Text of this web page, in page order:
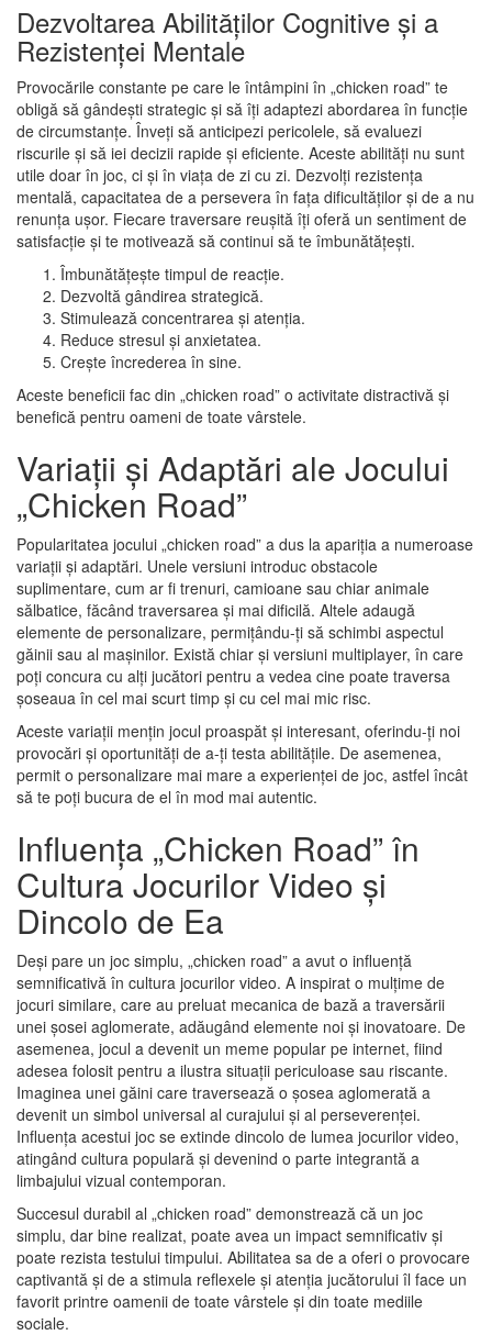
Dezvoltarea Abilităților Cognitive și a
Rezistenței Mentale
Provocările constante pe care le întâmpini în „chicken road” te
obligă să gândești strategic și să îți adaptezi abordarea în funcție
de circumstanțe. Înveți să anticipezi pericolele, să evaluezi
riscurile și să iei decizii rapide și eficiente. Aceste abilități nu sunt
utile doar în joc, ci și în viața de zi cu zi. Dezvolți rezistența
mentală, capacitatea de a persevera în fața dificultăților și de a nu
renunța ușor. Fiecare traversare reușită îți oferă un sentiment de
satisfacție și te motivează să continui să te îmbunătățești.
Îmbunătățește timpul de reacție.
Dezvoltă gândirea strategică.
Stimulează concentrarea și atenția.
Reduce stresul și anxietatea.
Crește încrederea în sine.
Aceste beneficii fac din „chicken road” o activitate distractivă și
benefică pentru oameni de toate vârstele.
Variații și Adaptări ale Jocului
„Chicken Road”
Popularitatea jocului „chicken road” a dus la apariția a numeroase
variații și adaptări. Unele versiuni introduc obstacole
suplimentare, cum ar fi trenuri, camioane sau chiar animale
sălbatice, făcând traversarea și mai dificilă. Altele adaugă
elemente de personalizare, permițându-ți să schimbi aspectul
găinii sau al mașinilor. Există chiar și versiuni multiplayer, în care
poți concura cu alți jucători pentru a vedea cine poate traversa
șoseaua în cel mai scurt timp și cu cel mai mic risc.
Aceste variații mențin jocul proaspăt și interesant, oferindu-ți noi
provocări și oportunități de a-ți testa abilitățile. De asemenea,
permit o personalizare mai mare a experienței de joc, astfel încât
să te poți bucura de el în mod mai autentic.
Influența „Chicken Road” în
Cultura Jocurilor Video și
Dincolo de Ea
Deși pare un joc simplu, „chicken road” a avut o influență
semnificativă în cultura jocurilor video. A inspirat o mulțime de
jocuri similare, care au preluat mecanica de bază a traversării
unei șosei aglomerate, adăugând elemente noi și inovatoare. De
asemenea, jocul a devenit un meme popular pe internet, fiind
adesea folosit pentru a ilustra situații periculoase sau riscante.
Imaginea unei găini care traversează o șosea aglomerată a
devenit un simbol universal al curajului și al perseverenței.
Influența acestui joc se extinde dincolo de lumea jocurilor video,
atingând cultura populară și devenind o parte integrantă a
limbajului vizual contemporan.
Succesul durabil al „chicken road” demonstrează că un joc
simplu, dar bine realizat, poate avea un impact semnificativ și
poate rezista testului timpului. Abilitatea sa de a oferi o provocare
captivantă și de a stimula reflexele și atenția jucătorului îl face un
favorit printre oamenii de toate vârstele și din toate mediile
sociale.